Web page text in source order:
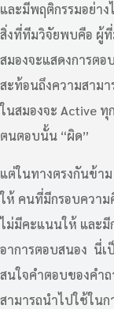
และมีพฤติกรรมอย่า
สิ่งที่ทีมวิจัยพบคือ ผู้
สมองจะแสดงการต
สะท้อนถึงความสาม
ในสมองจะ Active ทุ
ตนตอบนั้น “ผิด”
แต่ในทางตรงกันข้า
ให้ คนที่มีกรอบความ
ไม่มีคะแนนให้ และมี
อาการตอบสนอง นี่เ
สนใจคำตอบของคำ
สามารถนำไปใช้ใน